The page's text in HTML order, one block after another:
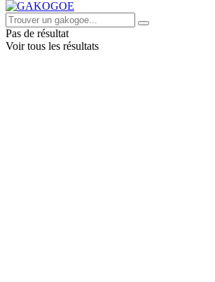
Pas de résultat
Voir tous les résultats